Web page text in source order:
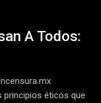
A Todos:
principios éticos que